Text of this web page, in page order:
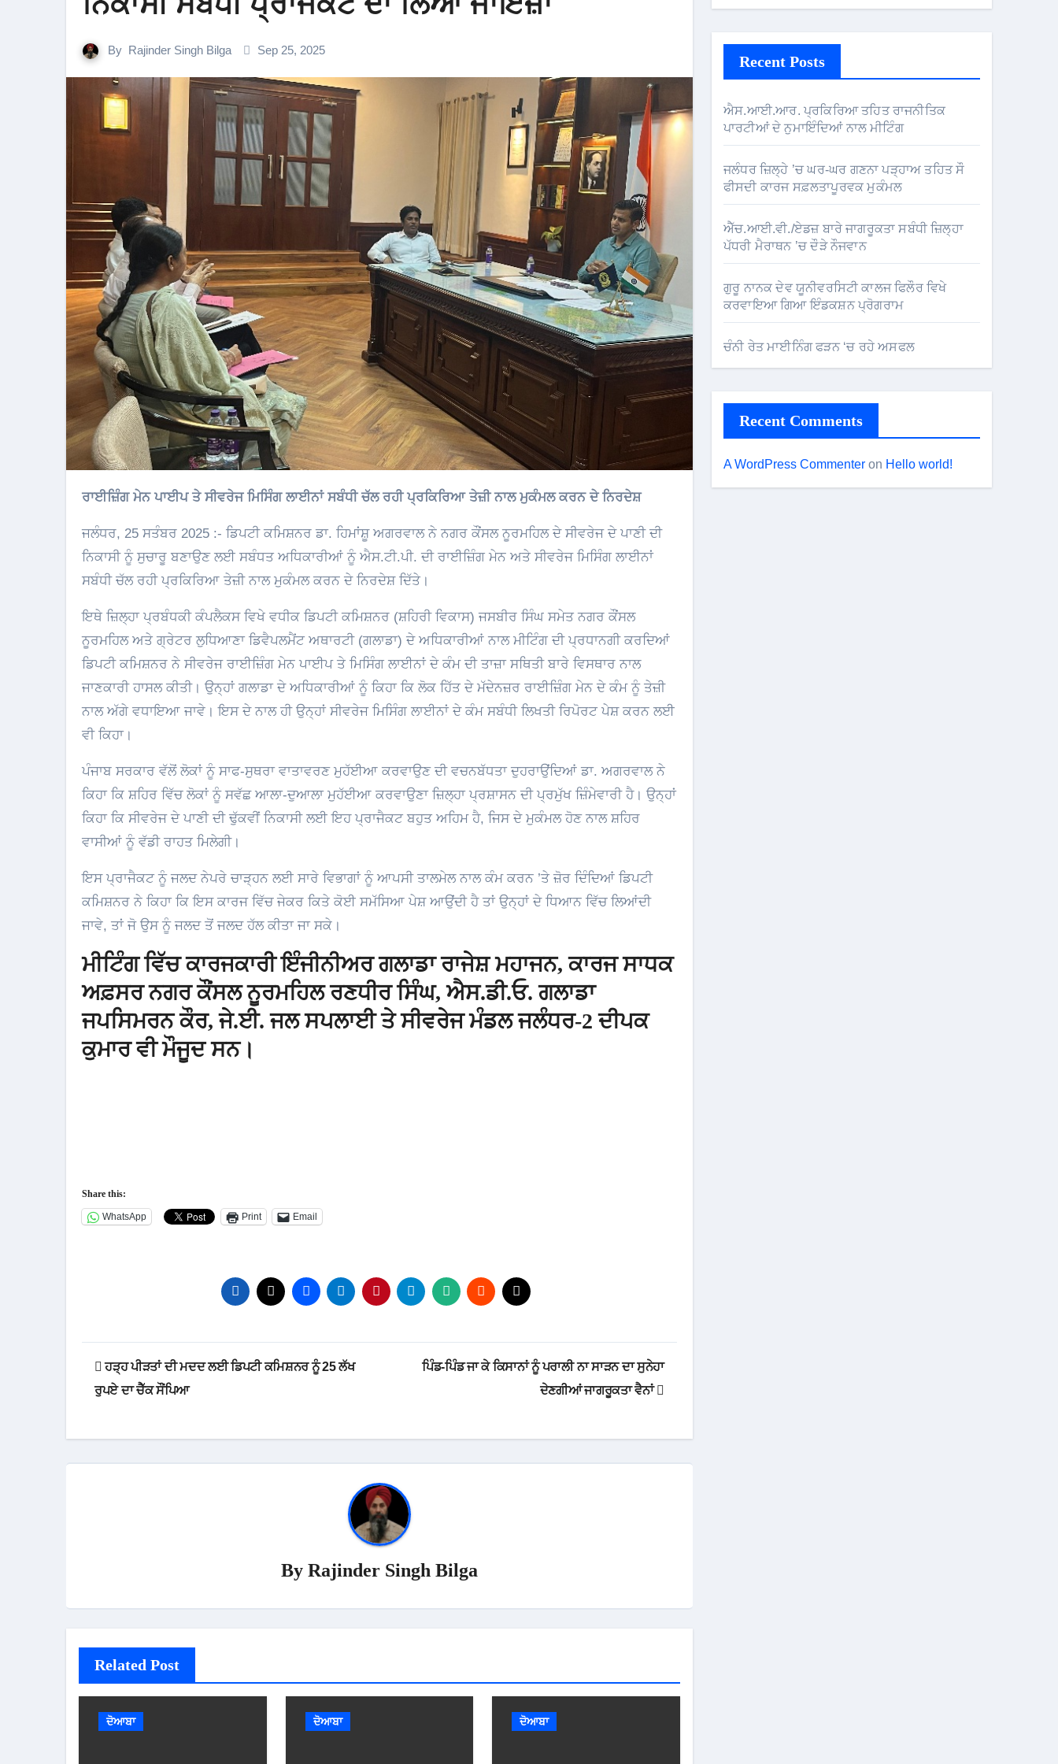
By Rajinder Singh Bilga Sep 25, 2025
ਰਾਈਜ਼ਿੰਗ ਮੇਨ ਪਾਈਪ ਤੇ ਸੀਵਰੇਜ ਮਿਸਿੰਗ ਲਾਈਨਾਂ ਸਬੰਧੀ ਚੱਲ ਰਹੀ ਪ੍ਰਕਿਰਿਆ ਤੇਜ਼ੀ ਨਾਲ ਮੁਕੰਮਲ ਕਰਨ ਦੇ ਨਿਰਦੇਸ਼
ਜਲੰਧਰ, 25 ਸਤੰਬਰ 2025 :- ਡਿਪਟੀ ਕਮਿਸ਼ਨਰ ਡਾ. ਹਿਮਾਂਸ਼ੂ ਅਗਰਵਾਲ ਨੇ ਨਗਰ ਕੌਂਸਲ ਨੂਰਮਹਿਲ ਦੇ ਸੀਵਰੇਜ ਦੇ ਪਾਣੀ ਦੀ
ਨਿਕਾਸੀ ਨੂੰ ਸੁਚਾਰੂ ਬਣਾਉਣ ਲਈ ਸਬੰਧਤ ਅਧਿਕਾਰੀਆਂ ਨੂੰ ਐਸ.ਟੀ.ਪੀ. ਦੀ ਰਾਈਜ਼ਿੰਗ ਮੇਨ ਅਤੇ ਸੀਵਰੇਜ ਮਿਸਿੰਗ ਲਾਈਨਾਂ
ਸਬੰਧੀ ਚੱਲ ਰਹੀ ਪ੍ਰਕਿਰਿਆ ਤੇਜ਼ੀ ਨਾਲ ਮੁਕੰਮਲ ਕਰਨ ਦੇ ਨਿਰਦੇਸ਼ ਦਿੱਤੇ।
ਇਥੇ ਜ਼ਿਲ੍ਹਾ ਪ੍ਰਬੰਧਕੀ ਕੰਪਲੈਕਸ ਵਿਖੇ ਵਧੀਕ ਡਿਪਟੀ ਕਮਿਸ਼ਨਰ (ਸ਼ਹਿਰੀ ਵਿਕਾਸ) ਜਸਬੀਰ ਸਿੰਘ ਸਮੇਤ ਨਗਰ ਕੌਂਸਲ
ਨੂਰਮਹਿਲ ਅਤੇ ਗ੍ਰੇਟਰ ਲੁਧਿਆਣਾ ਡਿਵੈਪਲਮੈਂਟ ਅਥਾਰਟੀ (ਗਲਾਡਾ) ਦੇ ਅਧਿਕਾਰੀਆਂ ਨਾਲ ਮੀਟਿੰਗ ਦੀ ਪ੍ਰਧਾਨਗੀ ਕਰਦਿਆਂ
ਡਿਪਟੀ ਕਮਿਸ਼ਨਰ ਨੇ ਸੀਵਰੇਜ ਰਾਈਜ਼ਿੰਗ ਮੇਨ ਪਾਈਪ ਤੇ ਮਿਸਿੰਗ ਲਾਈਨਾਂ ਦੇ ਕੰਮ ਦੀ ਤਾਜ਼ਾ ਸਥਿਤੀ ਬਾਰੇ ਵਿਸਥਾਰ ਨਾਲ
ਜਾਣਕਾਰੀ ਹਾਸਲ ਕੀਤੀ। ਉਨ੍ਹਾਂ ਗਲਾਡਾ ਦੇ ਅਧਿਕਾਰੀਆਂ ਨੂੰ ਕਿਹਾ ਕਿ ਲੋਕ ਹਿੱਤ ਦੇ ਮੱਦੇਨਜ਼ਰ ਰਾਈਜ਼ਿੰਗ ਮੇਨ ਦੇ ਕੰਮ ਨੂੰ ਤੇਜ਼ੀ
ਨਾਲ ਅੱਗੇ ਵਧਾਇਆ ਜਾਵੇ। ਇਸ ਦੇ ਨਾਲ ਹੀ ਉਨ੍ਹਾਂ ਸੀਵਰੇਜ ਮਿਸਿੰਗ ਲਾਈਨਾਂ ਦੇ ਕੰਮ ਸਬੰਧੀ ਲਿਖਤੀ ਰਿਪੋਰਟ ਪੇਸ਼ ਕਰਨ ਲਈ
ਵੀ ਕਿਹਾ।
ਪੰਜਾਬ ਸਰਕਾਰ ਵੱਲੋਂ ਲੋਕਾਂ ਨੂੰ ਸਾਫ-ਸੁਥਰਾ ਵਾਤਾਵਰਣ ਮੁਹੱਈਆ ਕਰਵਾਉਣ ਦੀ ਵਚਨਬੱਧਤਾ ਦੁਹਰਾਉਂਦਿਆਂ ਡਾ. ਅਗਰਵਾਲ ਨੇ
ਕਿਹਾ ਕਿ ਸ਼ਹਿਰ ਵਿੱਚ ਲੋਕਾਂ ਨੂੰ ਸਵੱਛ ਆਲਾ-ਦੁਆਲਾ ਮੁਹੱਈਆ ਕਰਵਾਉਣਾ ਜ਼ਿਲ੍ਹਾ ਪ੍ਰਸ਼ਾਸਨ ਦੀ ਪ੍ਰਮੁੱਖ ਜ਼ਿੰਮੇਵਾਰੀ ਹੈ। ਉਨ੍ਹਾਂ
ਕਿਹਾ ਕਿ ਸੀਵਰੇਜ ਦੇ ਪਾਣੀ ਦੀ ਢੁੱਕਵੀਂ ਨਿਕਾਸੀ ਲਈ ਇਹ ਪ੍ਰਾਜੈਕਟ ਬਹੁਤ ਅਹਿਮ ਹੈ, ਜਿਸ ਦੇ ਮੁਕੰਮਲ ਹੋਣ ਨਾਲ ਸ਼ਹਿਰ
ਵਾਸੀਆਂ ਨੂੰ ਵੱਡੀ ਰਾਹਤ ਮਿਲੇਗੀ।
ਇਸ ਪ੍ਰਾਜੈਕਟ ਨੂੰ ਜਲਦ ਨੇਪਰੇ ਚਾੜ੍ਹਨ ਲਈ ਸਾਰੇ ਵਿਭਾਗਾਂ ਨੂੰ ਆਪਸੀ ਤਾਲਮੇਲ ਨਾਲ ਕੰਮ ਕਰਨ ’ਤੇ ਜ਼ੋਰ ਦਿੰਦਿਆਂ ਡਿਪਟੀ
ਕਮਿਸ਼ਨਰ ਨੇ ਕਿਹਾ ਕਿ ਇਸ ਕਾਰਜ ਵਿੱਚ ਜੇਕਰ ਕਿਤੇ ਕੋਈ ਸਮੱਸਿਆ ਪੇਸ਼ ਆਉਂਦੀ ਹੈ ਤਾਂ ਉਨ੍ਹਾਂ ਦੇ ਧਿਆਨ ਵਿੱਚ ਲਿਆਂਦੀ
ਜਾਵੇ, ਤਾਂ ਜੋ ਉਸ ਨੂੰ ਜਲਦ ਤੋਂ ਜਲਦ ਹੱਲ ਕੀਤਾ ਜਾ ਸਕੇ।
ਮੀਟਿੰਗ ਵਿੱਚ ਕਾਰਜਕਾਰੀ ਇੰਜੀਨੀਅਰ ਗਲਾਡਾ ਰਾਜੇਸ਼ ਮਹਾਜਨ, ਕਾਰਜ ਸਾਧਕ
ਅਫ਼ਸਰ ਨਗਰ ਕੌਂਸਲ ਨੂਰਮਹਿਲ ਰਣਧੀਰ ਸਿੰਘ, ਐਸ.ਡੀ.ਓ. ਗਲਾਡਾ
ਜਪਸਿਮਰਨ ਕੌਰ, ਜੇ.ਈ. ਜਲ ਸਪਲਾਈ ਤੇ ਸੀਵਰੇਜ ਮੰਡਲ ਜਲੰਧਰ-2 ਦੀਪਕ
ਕੁਮਾਰ ਵੀ ਮੌਜੂਦ ਸਨ।
Share this:
WhatsApp Print Email
Post
navigation
ਹੜ੍ਹ ਪੀੜਤਾਂ ਦੀ ਮਦਦ ਲਈ ਡਿਪਟੀ ਕਮਿਸ਼ਨਰ ਨੂੰ 25 ਲੱਖ
ਰੁਪਏ ਦਾ ਚੈੱਕ ਸੌਂਪਿਆ
ਪਿੰਡ-ਪਿੰਡ ਜਾ ਕੇ ਕਿਸਾਨਾਂ ਨੂੰ ਪਰਾਲੀ ਨਾ ਸਾੜਨ ਦਾ ਸੁਨੇਹਾ
ਦੇਣਗੀਆਂ ਜਾਗਰੂਕਤਾ ਵੈਨਾਂ
By Rajinder Singh Bilga
Related Post
ਦੋਆਬਾ ਦੋਆਬਾ ਦੋਆਬਾ
Recent Posts
ਐਸ.ਆਈ.ਆਰ. ਪ੍ਰਕਿਰਿਆ ਤਹਿਤ ਰਾਜਨੀਤਿਕ
ਪਾਰਟੀਆਂ ਦੇ ਨੁਮਾਇੰਦਿਆਂ ਨਾਲ ਮੀਟਿੰਗ
ਜਲੰਧਰ ਜ਼ਿਲ੍ਹੇ ’ਚ ਘਰ-ਘਰ ਗਣਨਾ ਪੜ੍ਹਾਅ ਤਹਿਤ ਸੌ
ਫੀਸਦੀ ਕਾਰਜ ਸਫ਼ਲਤਾਪੂਰਵਕ ਮੁਕੰਮਲ
ਐੱਚ.ਆਈ.ਵੀ./ਏਡਜ਼ ਬਾਰੇ ਜਾਗਰੂਕਤਾ ਸਬੰਧੀ ਜ਼ਿਲ੍ਹਾ
ਪੱਧਰੀ ਮੈਰਾਥਨ ’ਚ ਦੌੜੇ ਨੌਜਵਾਨ
ਗੁਰੂ ਨਾਨਕ ਦੇਵ ਯੂਨੀਵਰਸਿਟੀ ਕਾਲਜ ਫਿਲੌਰ ਵਿਖੇ
ਕਰਵਾਇਆ ਗਿਆ ਇੰਡਕਸ਼ਨ ਪ੍ਰੋਗਰਾਮ
ਚੰਨੀ ਰੇਤ ਮਾਈਨਿੰਗ ਫੜਨ ‘ਚ ਰਹੇ ਅਸਫਲ
Recent Comments
A WordPress Commenter on Hello world!